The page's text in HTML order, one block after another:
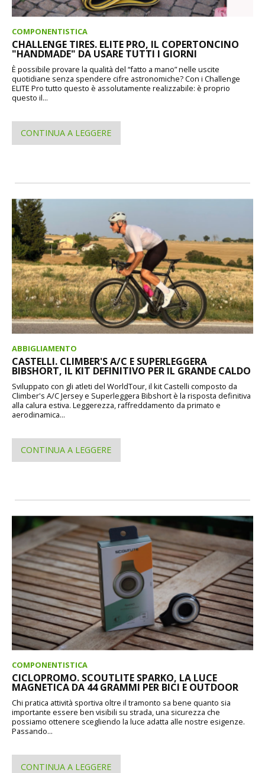
COMPONENTISTICA
CHALLENGE TIRES. ELITE PRO, IL COPERTONCINO
"HANDMADE" DA USARE TUTTI I GIORNI
È possibile provare la qualità del “fatto a mano” nelle uscite
quotidiane senza spendere cifre astronomiche? Con i Challenge
ELITE Pro tutto questo è assolutamente realizzabile: è proprio
questo il...
CONTINUA A LEGGERE
ABBIGLIAMENTO
CASTELLI. CLIMBER'S A/C E SUPERLEGGERA
BIBSHORT, IL KIT DEFINITIVO PER IL GRANDE CALDO
Sviluppato con gli atleti del WorldTour, il kit Castelli composto da
Climber's A/C Jersey e Superleggera Bibshort è la risposta definitiva
alla calura estiva. Leggerezza, raffreddamento da primato e
aerodinamica...
CONTINUA A LEGGERE
COMPONENTISTICA
CICLOPROMO. SCOUTLITE SPARKO, LA LUCE
MAGNETICA DA 44 GRAMMI PER BICI E OUTDOOR
Chi pratica attività sportiva oltre il tramonto sa bene quanto sia
importante essere ben visibili su strada, una sicurezza che
possiamo ottenere scegliendo la luce adatta alle nostre esigenze.
Passando...
CONTINUA A LEGGERE